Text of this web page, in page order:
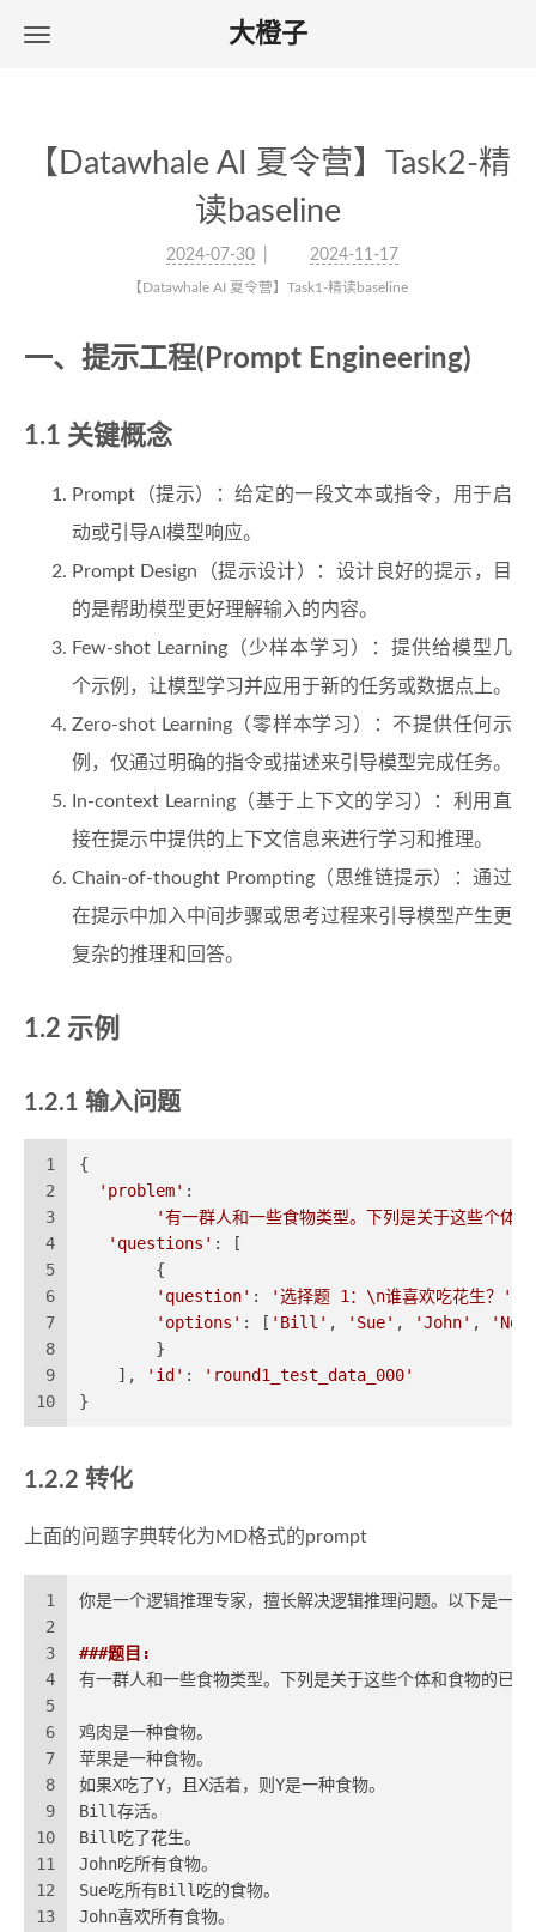
大橙子
【Datawhale AI 夏令营】Task2-精
读baseline
2024-07-30 2024-11-17
【Datawhale AI 夏令营】Task1-精读baseline
一、提示工程(Prompt Engineering)
1.1 关键概念
Prompt（提示）：给定的一段文本或指令，用于启
动或引导AI模型响应。
Prompt Design（提示设计）：设计良好的提示，目
的是帮助模型更好理解输入的内容。
Few-shot Learning（少样本学习）：提供给模型几
个示例，让模型学习并应用于新的任务或数据点上。
Zero-shot Learning（零样本学习）：不提供任何示
例，仅通过明确的指令或描述来引导模型完成任务。
In-context Learning（基于上下文的学习）：利用直
接在提示中提供的上下文信息来进行学习和推理。
Chain-of-thought Prompting（思维链提示）：通过
在提示中加入中间步骤或思考过程来引导模型产生更
复杂的推理和回答。
1.2 示例
1.2.1 输入问题
1
2
3
4
5
6
7
8
9
10
{
'problem' :
'有一群人和一些食物类型。下列是关于这些
'questions' : [
        {
'question' : '选择题 1：\n谁喜欢吃花生？'
'options' : [ 'Bill' , 'Sue' , 'John' ,
        }
    ],
'id' :
'round1_test_data_000'
}
1.2.2 转化
上面的问题字典转化为MD格式的prompt
1
2
3
4
5
6
7
8
9
10
11
12
13
你是一个逻辑推理专家，擅长解决逻辑推理问题。以下是
###题目:
有一群人和一些食物类型。下列是关于这些个体和食物的已知
鸡肉是一种食物。
苹果是一种食物。
如果X吃了Y，且X活着，则Y是一种食物。
Bill存活。
Bill吃了花生。
John吃所有食物。
Sue吃所有Bill吃的食物。
John喜欢所有食物。